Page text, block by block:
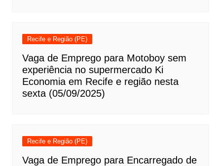
Recife e Região (PE)
Vaga de Emprego para Motoboy sem
experiência no supermercado Ki
Economia em Recife e região nesta
sexta (05/09/2025)
Recife e Região (PE)
Vaga de Emprego para Encarregado de